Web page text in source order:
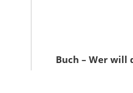
Buch – Wer will